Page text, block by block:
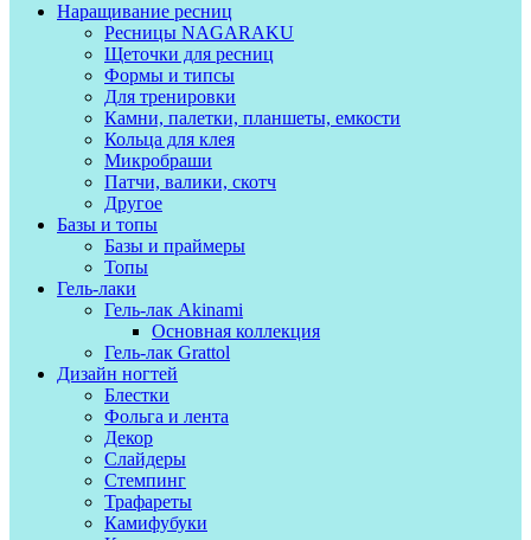
Наращивание ресниц
Ресницы NAGARAKU
Щеточки для ресниц
Формы и типсы
Для тренировки
Камни, палетки, планшеты, емкости
Кольца для клея
Микробраши
Патчи, валики, скотч
Другое
Базы и топы
Базы и праймеры
Топы
Гель-лаки
Гель-лак Akinami
Основная коллекция
Гель-лак Grattol
Дизайн ногтей
Блестки
Фольга и лента
Декор
Слайдеры
Стемпинг
Трафареты
Камифубуки